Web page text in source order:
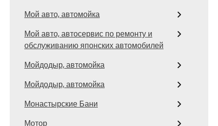
Мой авто, автомойка
Мой авто, автосервис по ремонту и
обслуживанию японских автомобилей
Мойдодыр, автомойка
Мойдодыр, автомойка
Монастырские Бани
Мотор